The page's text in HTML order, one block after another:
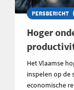
PERSBERICHT
Hoger
Het Vlaamse
inspelen op de
economische